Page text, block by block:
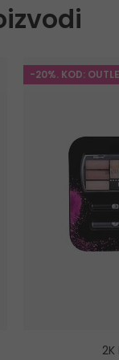
-20%. KOD: